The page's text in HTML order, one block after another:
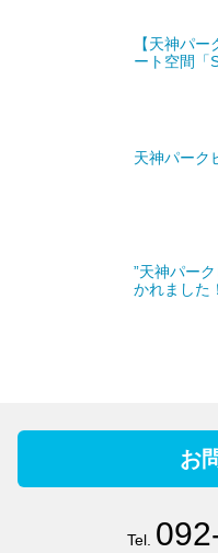
【天神パ
ート空間「
天神パーク
”天神パー
かれました！
お
Tel.